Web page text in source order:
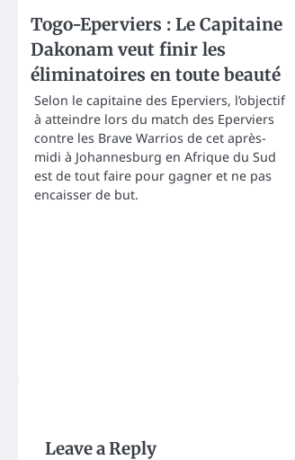
Togo-Eperviers : Le Capitaine
Dakonam veut finir les
éliminatoires en toute beauté
Selon le capitaine des Eperviers, l’objectif
à atteindre lors du match des Eperviers
contre les Brave Warrios de cet après-
midi à Johannesburg en Afrique du Sud
est de tout faire pour gagner et ne pas
encaisser de but.
Leave a Reply